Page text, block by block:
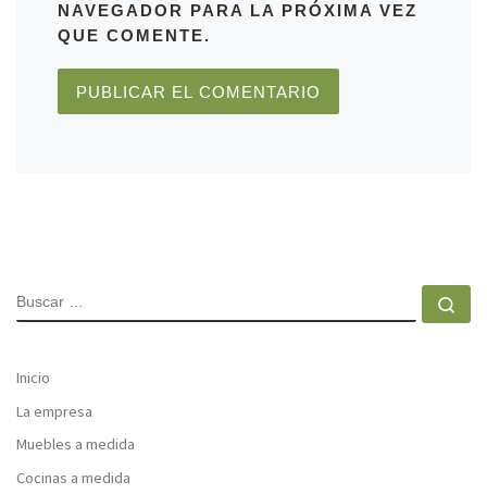
NAVEGADOR PARA LA PRÓXIMA VEZ
QUE COMENTE.
BUSCAR
Inicio
La empresa
Muebles a medida
Cocinas a medida